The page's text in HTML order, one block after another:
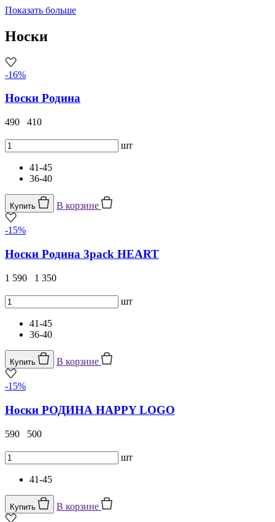
Показать больше
Носки
-16%
Носки Родина
490 410
шт
41-45
36-40
Купить В корзине
-15%
Носки Родина 3pack HEART
1 590 1 350
шт
41-45
36-40
Купить В корзине
-15%
Носки РОДИНА HAPPY LOGO
590 500
шт
41-45
Купить В корзине